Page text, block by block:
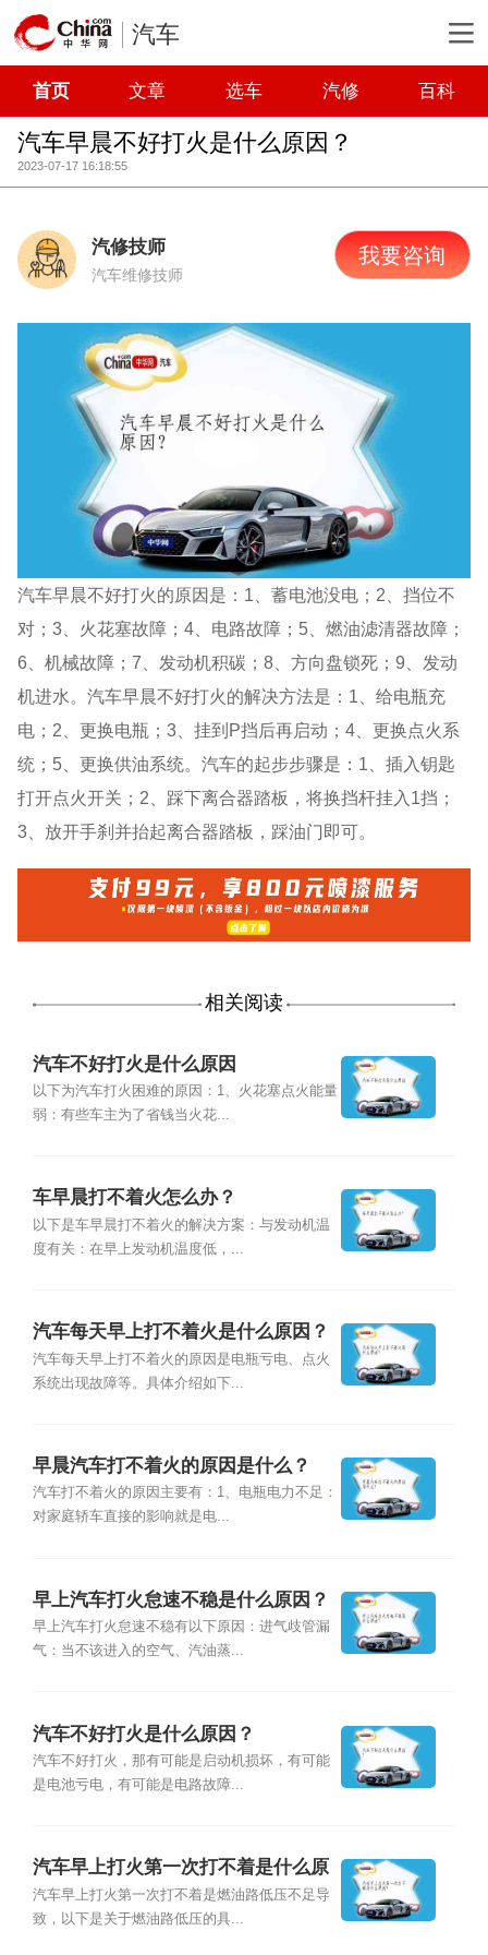
汽车
首页 文章 选车 汽修 百科
汽车早晨不好打火是什么原因？
2023-07-17 16:18:55
汽修技师
汽车维修技师
我要咨询
汽车早晨不好打火的原因是：1、蓄电池没电；2、挡位不
对；3、火花塞故障；4、电路故障；5、燃油滤清器故障；
6、机械故障；7、发动机积碳；8、方向盘锁死；9、发动
机进水。汽车早晨不好打火的解决方法是：1、给电瓶充
电；2、更换电瓶；3、挂到P挡后再启动；4、更换点火系
统；5、更换供油系统。汽车的起步步骤是：1、插入钥匙
打开点火开关；2、踩下离合器踏板，将换挡杆挂入1挡；
3、放开手刹并抬起离合器踏板，踩油门即可。
相关阅读
汽车不好打火是什么原因
以下为汽车打火困难的原因：1、火花塞点火能量
弱：有些车主为了省钱当火花...
车早晨打不着火怎么办？
以下是车早晨打不着火的解决方案：与发动机温
度有关：在早上发动机温度低，...
汽车每天早上打不着火是什么原因？
汽车每天早上打不着火的原因是电瓶亏电、点火
系统出现故障等。具体介绍如下...
早晨汽车打不着火的原因是什么？
汽车打不着火的原因主要有：1、电瓶电力不足：
对家庭轿车直接的影响就是电...
早上汽车打火怠速不稳是什么原因？
早上汽车打火怠速不稳有以下原因：进气歧管漏
气：当不该进入的空气、汽油蒸...
汽车不好打火是什么原因？
汽车不好打火，那有可能是启动机损坏，有可能
是电池亏电，有可能是电路故障...
汽车早上打火第一次打不着是什么原
因？
汽车早上打火第一次打不着是燃油路低压不足导
致，以下是关于燃油路低压的具...